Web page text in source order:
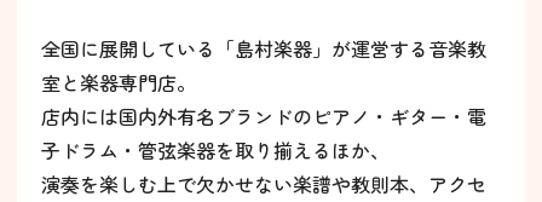
全国に展開している「島村楽器」が運営する音楽教
室と楽器専門店。
店内には国内外有名ブランドのピアノ・ギター・電
子ドラム・管弦楽器を取り揃えるほか、
演奏を楽しむ上で欠かせない楽譜や教則本、アクセ